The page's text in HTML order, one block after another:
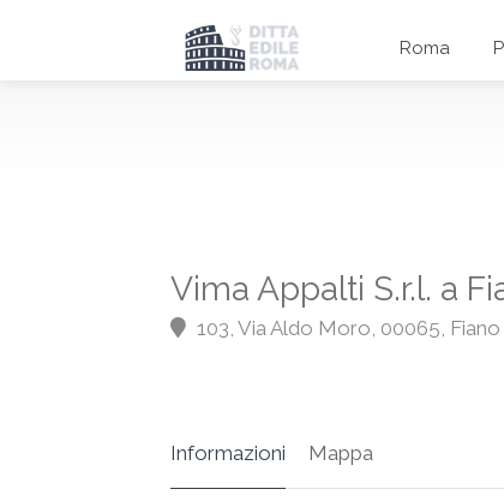
Roma
Vima Appalti S.r.l. a
103, Via Aldo Moro, 00065,
Informazioni Mappa